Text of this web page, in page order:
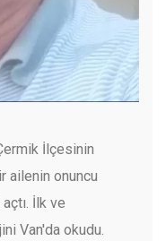
İlçesinin
ailenin onuncu
İlk ve
Van'da okudu.